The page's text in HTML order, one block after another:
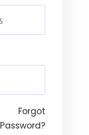
Forgot
Password?